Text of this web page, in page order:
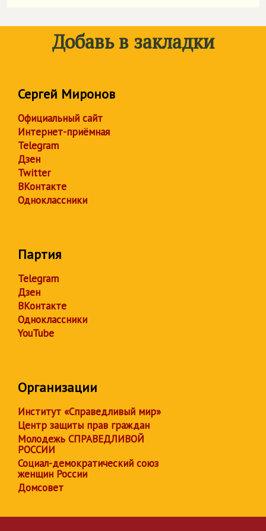
Добавь в закладки
Сергей Миронов
Официальный сайт
Интернет-приёмная
Telegram
Дзен
Twitter
ВКонтакте
Одноклассники
Партия
Telegram
Дзен
ВКонтакте
Одноклассники
YouTube
Организации
Институт «Справедливый мир»
Центр защиты прав граждан
Молодежь СПРАВЕДЛИВОЙ
РОССИИ
Социал-демократический союз
женщин России
Домсовет